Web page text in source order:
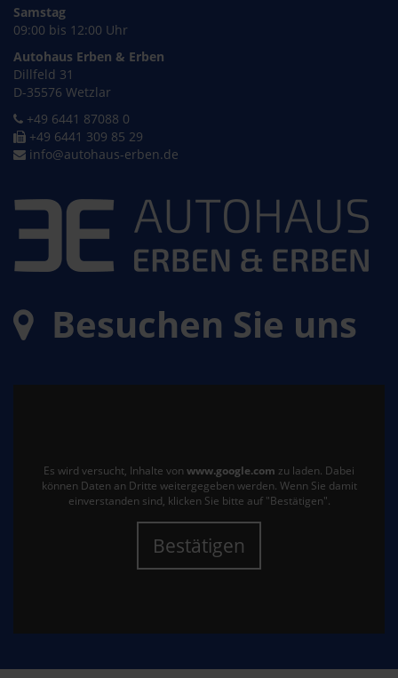
Samstag
09:00 bis 12:00 Uhr
Autohaus Erben & Erben
Dillfeld 31
D-35576 Wetzlar
+49 6441 87088 0
+49 6441 309 85 29
info@autohaus-erben.de
Besuchen Sie uns
Es wird versucht, Inhalte von www.google.com zu laden. Dabei
können Daten an Dritte weitergegeben werden. Wenn Sie damit
einverstanden sind, klicken Sie bitte auf "Bestätigen".
Bestätigen